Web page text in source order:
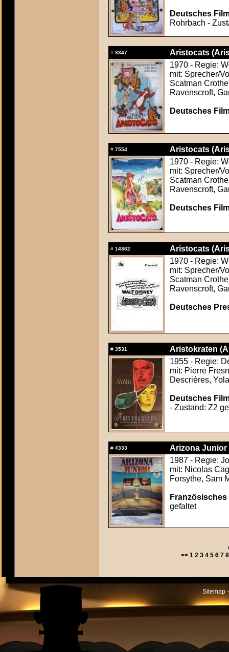
Deutsches
Rohrbach -
# 3347
Aristocats
1970 - Regie:
mit: Sprecher/
Scatman
Ravenscroft,
Deutsches
# 7554
Aristocats
1970 - Regie:
mit: Sprecher/
Scatman
Ravenscroft,
Deutsches
# 14362
Aristocats
1970 - Regie:
mit: Sprecher/
Scatman
Ravenscroft,
Deutsches
# 3531
Aristokraten
1955 - Regie:
mit: Pierre
Descrières,
Deutsches
- Zustand: Z2
# 4333
Arizona Junior
1987 - Regie:
mit: Nicolas
Forsythe, Sam
Französisches
gefaltet
<< 1 2 3 4 5 6 7 8
Sitemap